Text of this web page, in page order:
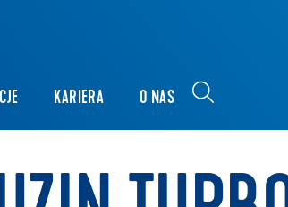
KARIERA O NAS